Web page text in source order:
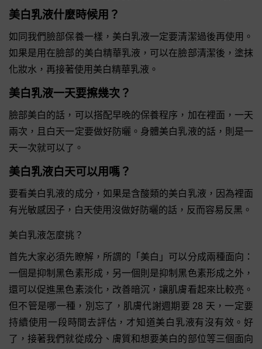
美白乳液什麼時候用？
如同我們臉部保養一樣，美白乳液一定要清潔過後再使用。
如果是用在臉部的美白精華乳液，可以在臉部清潔後，塗抹
化妝水，再接著使用美白精華乳液。
美白乳液一天要擦幾次？
臉部美白的話，可以搭配早晚的保養程序，加在裡面，一天
兩次，且白天一定要做好防曬。身體美白乳液的話，則是一
天一次就可以了。
美白乳液白天可以用嗎？
要看美白乳液的成分，如果是含酸類的美白乳液，因為裡面
有光敏感因子，白天使用沒做好防曬的話，反而容易反黑。
美白乳液怎麼挑？
首先大家必須先瞭解，所謂的「美白」可以分成兩種面向：
一個是抑制黑色素形成，另一個則是抑制黑色素形成之外，
還可以促進黑色素淡化，改善暗沉，讓肌膚看起來比較亮。
但不管是哪一種，別忘了，肌膚代謝週期要 28 天，一定要
持續使用一段時間去評估，才知道美白乳液有沒有效。好
了，接著我們就從成分、膚質和想要美白的部位等三個面向